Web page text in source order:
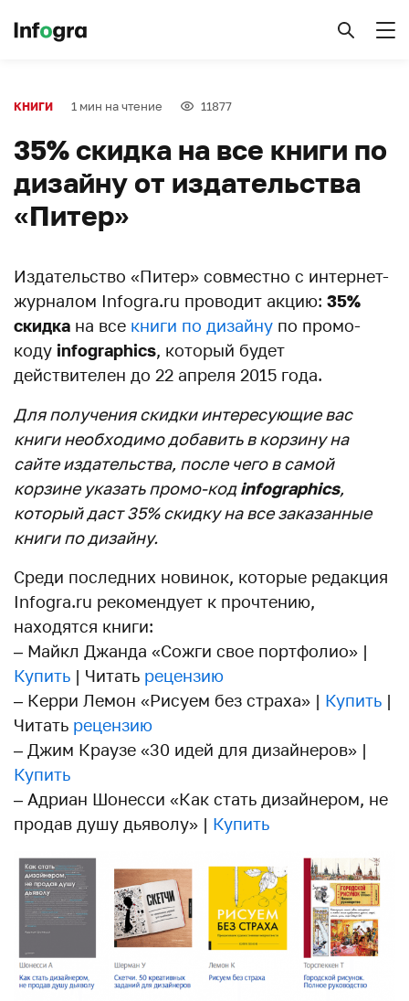
КНИГИ 1 мин на чтение 11877
35% скидка на все книги по
дизайну от издательства
«Питер»
Издательство «Питер» совместно с интернет-
журналом Infogra.ru проводит акцию: 35%
скидка на все книги по дизайну по промо-
коду infographics, который будет
действителен до 22 апреля 2015 года.
Для получения скидки интересующие вас
книги необходимо добавить в корзину на
сайте издательства, после чего в самой
корзине указать промо-кодinfographics,
который даст 35% скидку на все заказанные
книги по дизайну.
Среди последних новинок, которые редакция
Infogra.ru рекомендует к прочтению,
находятся книги:
– Майкл Джанда «Сожги свое портфолио» |
Купить | Читать рецензию
– Керри Лемон «Рисуем без страха» | Купить |
Читать рецензию
– Джим Краузе «30 идей для дизайнеров» |
Купить
– Адриан Шонесси «Как стать дизайнером, не
продав душу дьяволу» | Купить